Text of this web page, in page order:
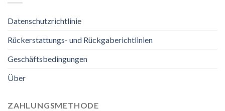
Datenschutzrichtlinie
Rückerstattungs- und Rückgaberichtlinien
Geschäftsbedingungen
Über
ZAHLUNGSMETHODE